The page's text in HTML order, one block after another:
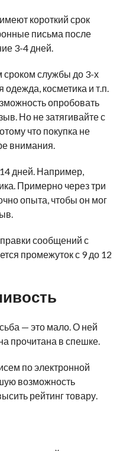
короткий срок
письма после
3-4 дней.
службы до 3-х
косметика и т.п.
опробовать
Но не затягивайте с
что покупка не
внимания.
дней. Например,
Примерно через три
опыта, чтобы он мог
сообщений с
промежуток с 9 до 12
— это мало. О ней
прочитана в спешке.
по электронной
возможность
рейтинг товару.